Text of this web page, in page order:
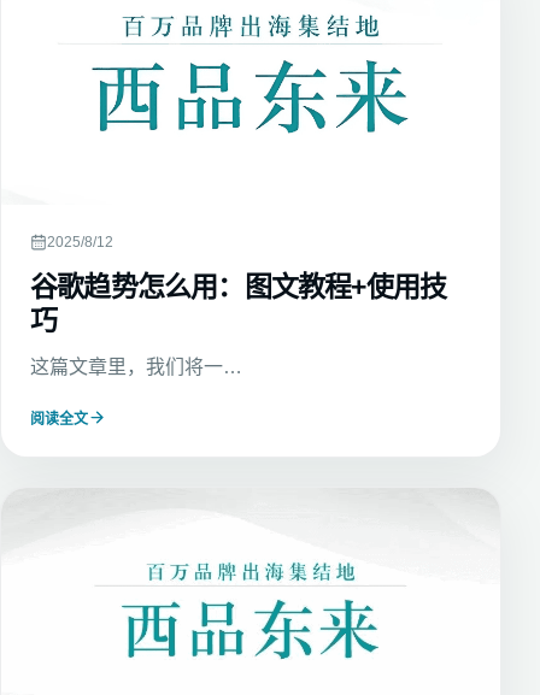
2025/8/12
谷歌趋势怎么用：图文教程+使用技
巧
这篇文章里，我们将一…
阅读全文